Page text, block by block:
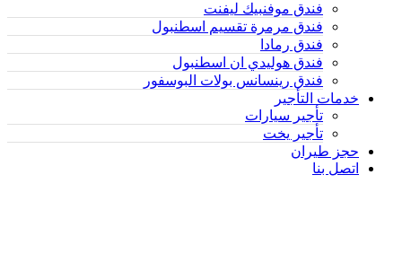
فندق موفنبيك ليفنت
فندق مرمرة تقسيم اسطنبول
فندق رمادا
فندق هوليدي ان اسطنبول
فندق رينسانس بولات البوسفور
خدمات التأجير
تأجير سيارات
تأجير يخت
حجز طيران
اتصل بنا